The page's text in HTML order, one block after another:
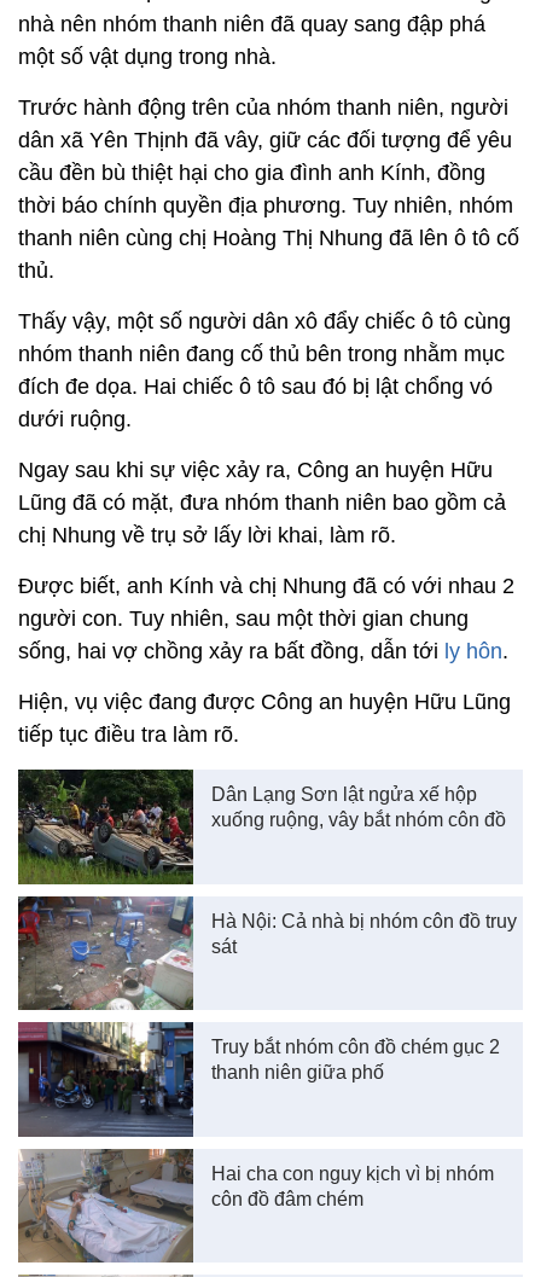
nhà nên nhóm thanh niên đã quay sang đập phá
một số vật dụng trong nhà.
Trước hành động trên của nhóm thanh niên, người
dân xã Yên Thịnh đã vây, giữ các đối tượng để yêu
cầu đền bù thiệt hại cho gia đình anh Kính, đồng
thời báo chính quyền địa phương. Tuy nhiên, nhóm
thanh niên cùng chị Hoàng Thị Nhung đã lên ô tô cố
thủ.
Thấy vậy, một số người dân xô đẩy chiếc ô tô cùng
nhóm thanh niên đang cố thủ bên trong nhằm mục
đích đe dọa. Hai chiếc ô tô sau đó bị lật chổng vó
dưới ruộng.
Ngay sau khi sự việc xảy ra, Công an huyện Hữu
Lũng đã có mặt, đưa nhóm thanh niên bao gồm cả
chị Nhung về trụ sở lấy lời khai, làm rõ.
Được biết, anh Kính và chị Nhung đã có với nhau 2
người con. Tuy nhiên, sau một thời gian chung
sống, hai vợ chồng xảy ra bất đồng, dẫn tới ly hôn.
Hiện, vụ việc đang được Công an huyện Hữu Lũng
tiếp tục điều tra làm rõ.
Dân Lạng Sơn lật ngửa xế hộp
xuống ruộng, vây bắt nhóm côn đồ
Hà Nội: Cả nhà bị nhóm côn đồ truy
sát
Truy bắt nhóm côn đồ chém gục 2
thanh niên giữa phố
Hai cha con nguy kịch vì bị nhóm
côn đồ đâm chém